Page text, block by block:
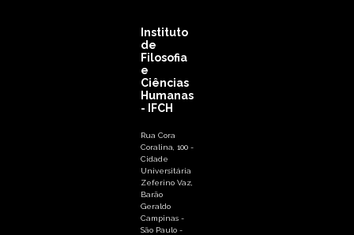
Instituto
de
Filosofia
e
Ciências
Humanas
- IFCH
Rua Cora
Coralina, 100 -
Cidade
Universitária
Zeferino Vaz,
Barão
Geraldo
Campinas -
São Paulo -